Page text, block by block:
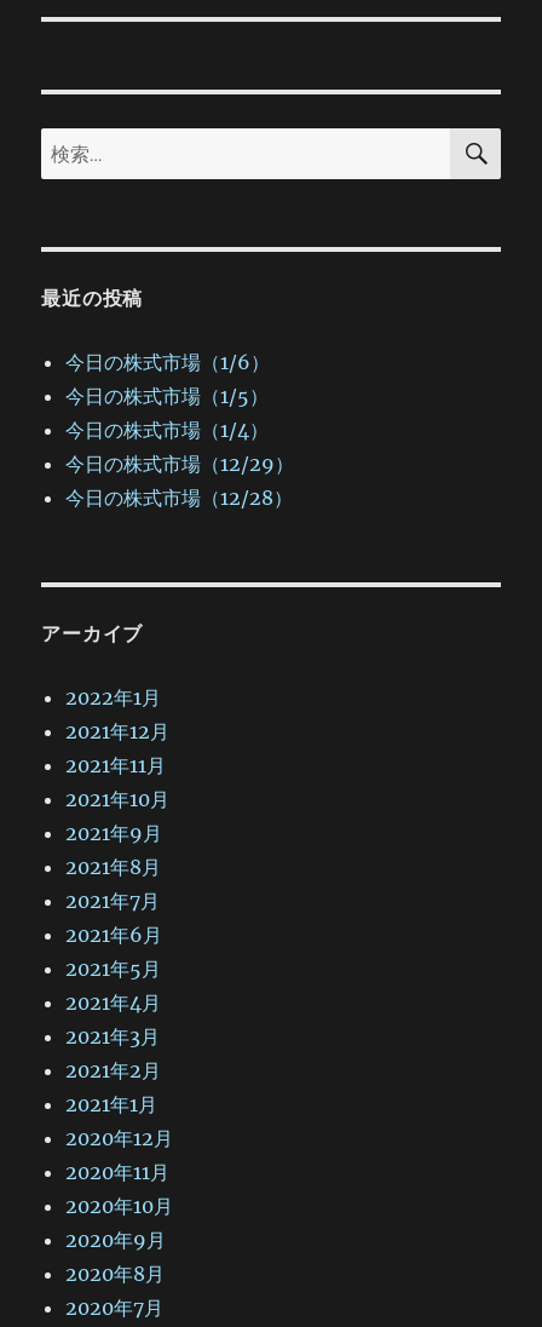
ー
ン
投
検
索:
検
最近の投稿
今日の株式市場（1/6）
今日の株式市場（1/5）
今日の株式市場（1/4）
今日の株式市場（12/29）
今日の株式市場（12/28）
アーカイブ
2022年1月
2021年12月
2021年11月
2021年10月
2021年9月
2021年8月
2021年7月
2021年6月
2021年5月
2021年4月
2021年3月
2021年2月
2021年1月
2020年12月
2020年11月
2020年10月
2020年9月
2020年8月
2020年7月